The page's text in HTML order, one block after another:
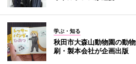
学ぶ・知る
秋田市大森山動物園の動
刷・製本会社が企画出版